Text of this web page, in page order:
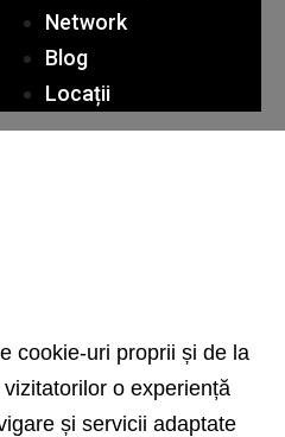
Network
Blog
Locații
cookie-uri proprii și de la
o experiență
și servicii adaptate